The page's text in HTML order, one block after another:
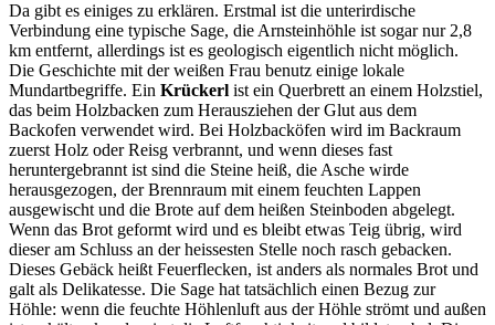
Da gibt es einiges zu erklären. Erstmal ist die unterirdische
Verbindung eine typische Sage, die Arnsteinhöhle ist sogar nur 2,8
km entfernt, allerdings ist es geologisch eigentlich nicht möglich.
Die Geschichte mit der weißen Frau benutz einige lokale
Mundartbegriffe. Ein Krückerl ist ein Querbrett an einem Holzstiel,
das beim Holzbacken zum Herausziehen der Glut aus dem
Backofen verwendet wird. Bei Holzbacköfen wird im Backraum
zuerst Holz oder Reisg verbrannt, und wenn dieses fast
heruntergebrannt ist sind die Steine heiß, die Asche wirde
herausgezogen, der Brennraum mit einem feuchten Lappen
ausgewischt und die Brote auf dem heißen Steinboden abgelegt.
Wenn das Brot geformt wird und es bleibt etwas Teig übrig, wird
dieser am Schluss an der heissesten Stelle noch rasch gebacken.
Dieses Gebäck heißt Feuerflecken, ist anders als normales Brot und
galt als Delikatesse. Die Sage hat tatsächlich einen Bezug zur
Höhle: wenn die feuchte Höhlenluft aus der Höhle strömt und außen